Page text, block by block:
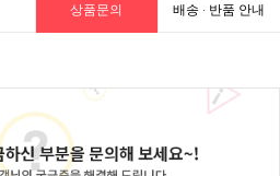
상품문의 배송 · 반품 안내